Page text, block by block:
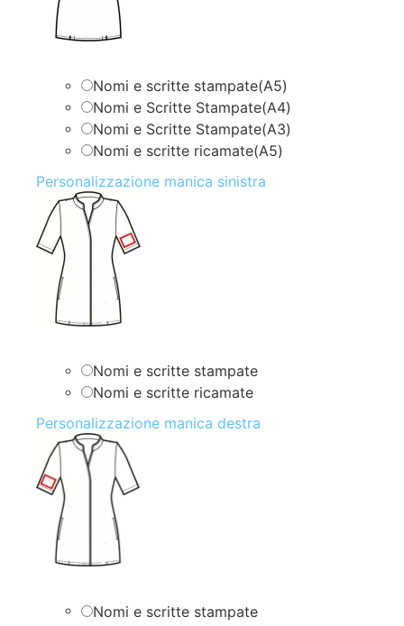
Nomi e scritte stampate(A5)
Nomi e Scritte Stampate(A4)
Nomi e Scritte Stampate(A3)
Nomi e scritte ricamate(A5)
Personalizzazione manica sinistra
Nomi e scritte stampate
Nomi e scritte ricamate
Personalizzazione manica destra
Nomi e scritte stampate